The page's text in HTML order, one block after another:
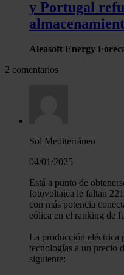
y Portugal
Aleasoft Energy
2 comentarios
Sol Mediterráneo
04/01/2025
Está a punto de
fotovoltaica le faltan
con más potencia
eólica en el ranking de
La producción eléctrica
tecnologías a un precio
siguiente: